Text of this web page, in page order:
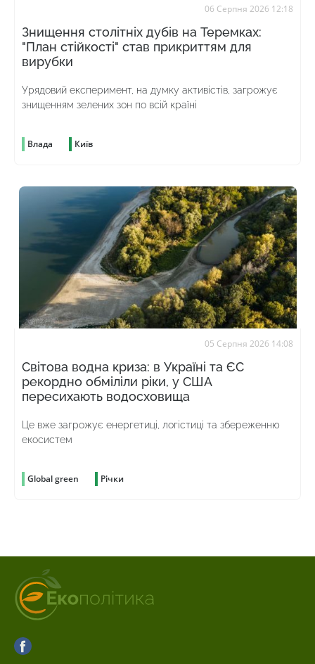
06 Серпня 2026 12:18
Знищення столітніх дубів на Теремках:
"План стійкості" став прикриттям для
вирубки
Урядовий експеримент, на думку активістів, загрожує
знищенням зелених зон по всій країні
Влада Київ
05 Серпня 2026 14:08
Світова водна криза: в Україні та ЄС
рекордно обміліли ріки, у США
пересихають водосховища
Це вже загрожує енергетиці, логістиці та збереженню
екосистем
Global green Річки